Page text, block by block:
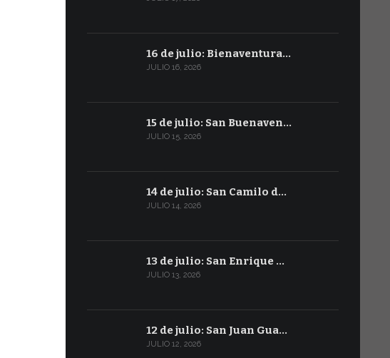
16 de julio: Bienaventura…
JULIO 16, 2026
15 de julio: San Buenaven…
JULIO 15, 2026
14 de julio: San Camilo d…
JULIO 14, 2026
13 de julio: San Enrique …
JULIO 13, 2026
12 de julio: San Juan Gua…
JULIO 12, 2026